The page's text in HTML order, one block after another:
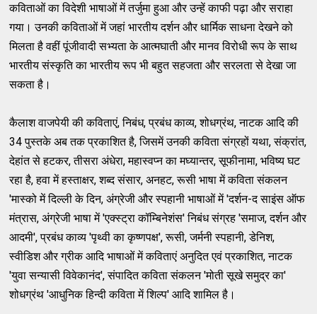
कविताओं का विदेशी भाषाओं में तर्जुमा हुआ और उन्हें काफी पढ़ा और सराहा
गया। उनकी कविताओं में जहां भारतीय दर्शन और धार्मिक साधना देखने को
मिलता है वहीं पूंजीवादी सभ्यता के आत्मघाती और मानव विरोधी रूप के साथ
भारतीय संस्कृति का भारतीय रूप भी बहुत सहजता और सरलता से देखा जा
सकता है।
कैलाश वाजपेयी की कविताएं, निबंध, प्रबंध काव्य, शोधग्रंथ, नाटक आदि की
34 पुस्तके अब तक प्रकाशित है, जिसमें उनकी कविता संग्रहों यथा, संक्रांत,
देहांत से हटकर, तीसरा अंधेरा, महास्वप्न का मघ्यान्तर, सूफीनामा, भविष्य घट
रहा है, हवा में हस्ताक्षर, शब्द संसार, अनहट, रूसी भाषा में कविता संकलन
'मास्को में दिल्ली के दिन, अंग्रेजी और स्पहानी भाषाओं में 'दर्शन-द साइंस ऑफ
मंत्रास, अंग्रेजी भाषा में 'एक्स्ट्रा कॉम्बिनेशंस' निबंध संग्रह 'समाज, दर्शन और
आदमी', प्रबंध काव्य 'पृथ्वी का कृष्णपक्ष', रूसी, जर्मनी स्पहानी, डेनिश,
स्वीडिश और ग्रीक आदि भाषाओं में कविताएं अनुदित एवं प्रकाशित, नाटक
'युवा सन्यासी विवेकानंद', संपादित कविता संकलन 'मोती सूखे समुद्र का'
शोधग्रंथ 'आधुनिक हिन्दी कविता में शिल्प' आदि शामिल है।